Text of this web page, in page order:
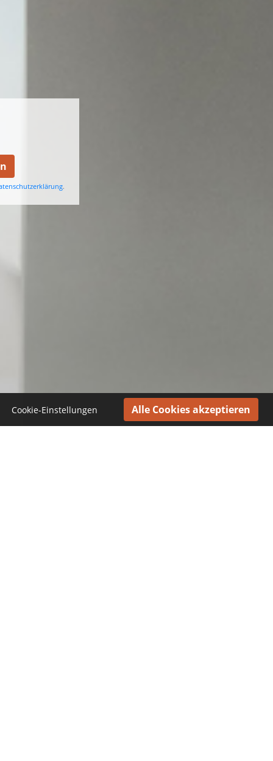
.
Cookie-Einstellungen